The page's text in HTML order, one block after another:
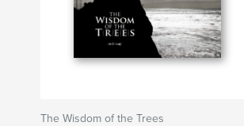
The Wisdom of the Trees